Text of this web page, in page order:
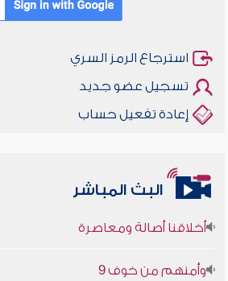
استرجاع الرمز السري
تسجيل عضو جديد
إعادة تفعيل حساب
البث المباشر